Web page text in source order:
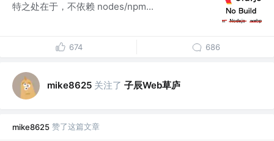
特之处在于，不依赖 nodes/npm...
674 686
mike8625 关注了 子辰Web草庐
mike8625 赞了这篇文章